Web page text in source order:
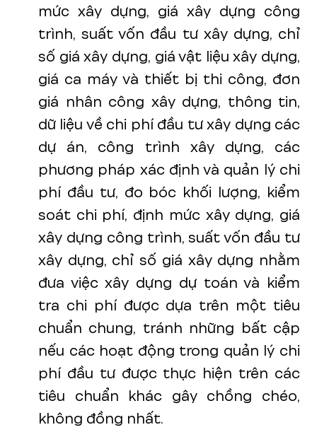
mức xây dựng, giá xây dựng công
trình, suất vốn đầu tư xây dựng, chỉ
số giá xây dựng, giá vật liệu xây dựng,
giá ca máy và thiết bị thi công, đơn
giá nhân công xây dựng, thông tin,
dữ liệu về chi phí đầu tư xây dựng các
dự án, công trình xây dựng, các
phương pháp xác định và quản lý chi
phí đầu tư, đo bóc khối lượng, kiểm
soát chi phí, định mức xây dựng, giá
xây dựng công trình, suất vốn đầu tư
xây dựng, chỉ số giá xây dựng nhằm
đưa việc xây dựng dự toán và kiểm
tra chi phí được dựa trên một tiêu
chuẩn chung, tránh những bất cập
nếu các hoạt động trong quản lý chi
phí đầu tư được thực hiện trên các
tiêu chuẩn khác gây chồng chéo,
không đồng nhất.